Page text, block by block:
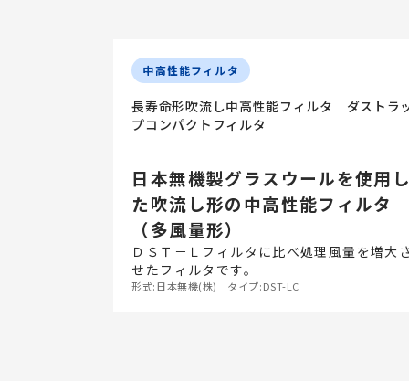
中高性能フィルタ
長寿命形吹流し中高性能フィルタ ダストラ
プコンパクトフィルタ
日本無機製グラスウールを使用
た吹流し形の中高性能フィルタ
（多風量形）
ＤＳＴ－Ｌフィルタに比べ処理風量を増大
せたフィルタです。
形式:日本無機(株) タイプ:DST-LC